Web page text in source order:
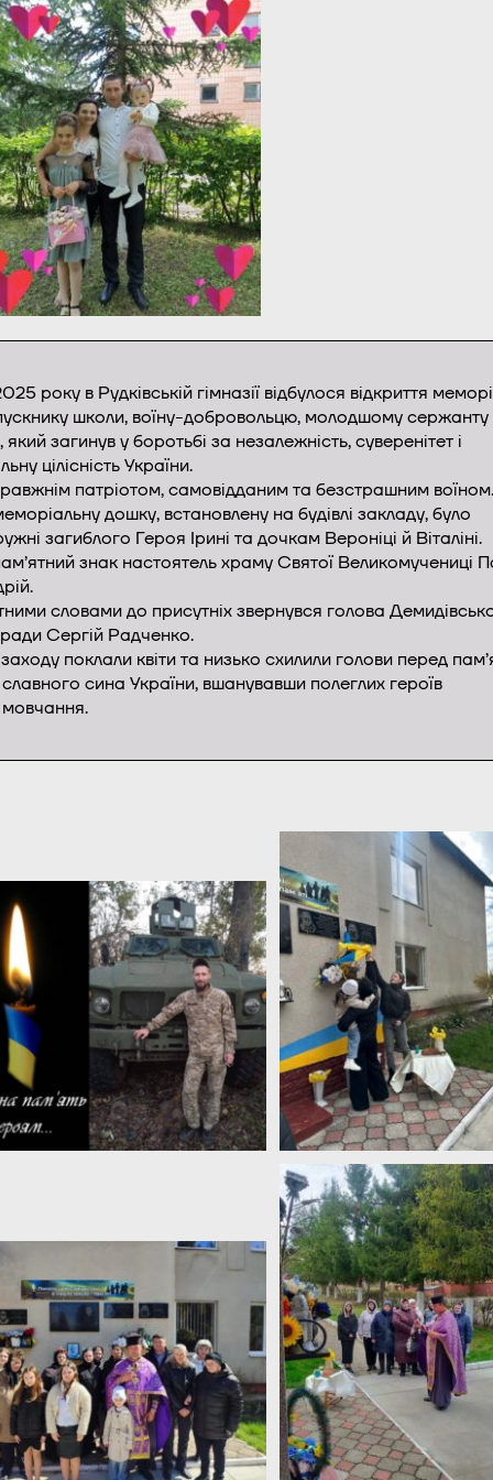
року в Рудківській гімназії відбулося відкриття
школи, воїну-добровольцю, молодшому
загинув у боротьбі за незалежність, суверенітет і
цілісність України.
патріотом, самовідданим та безстрашним
дошку, встановлену на будівлі закладу, було
загиблого Героя Ірині та дочкам Вероніці й Віталіні.
знак настоятель храму Святої Великомучениці
словами до присутніх звернувся голова
Сергій Радченко.
поклали квіти та низько схилили голови перед
сина України, вшанувавши полеглих героїв